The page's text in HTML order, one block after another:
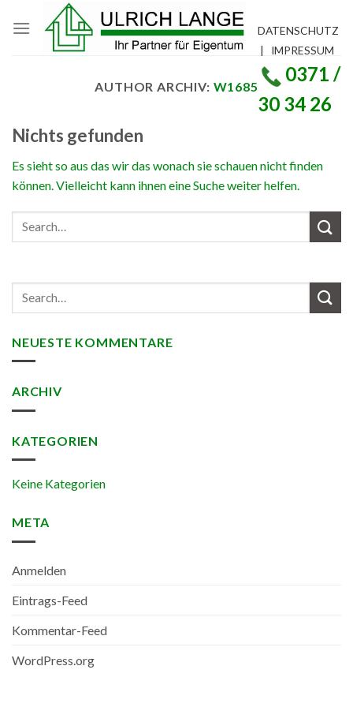
DATENSCHUTZ
| IMPRESSUM
0371 /
30 34 26
AUTHOR ARCHIV: W1685
Nichts gefunden
Es sieht so aus das wir das wonach sie schauen nicht finden
können. Vielleicht kann ihnen eine Suche weiter helfen.
NEUESTE KOMMENTARE
ARCHIV
KATEGORIEN
Keine Kategorien
META
Anmelden
Eintrags-Feed
Kommentar-Feed
WordPress.org